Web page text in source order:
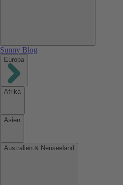
Sunny Blog
Europa
Afrika
Asien
Australien & Neuseeland